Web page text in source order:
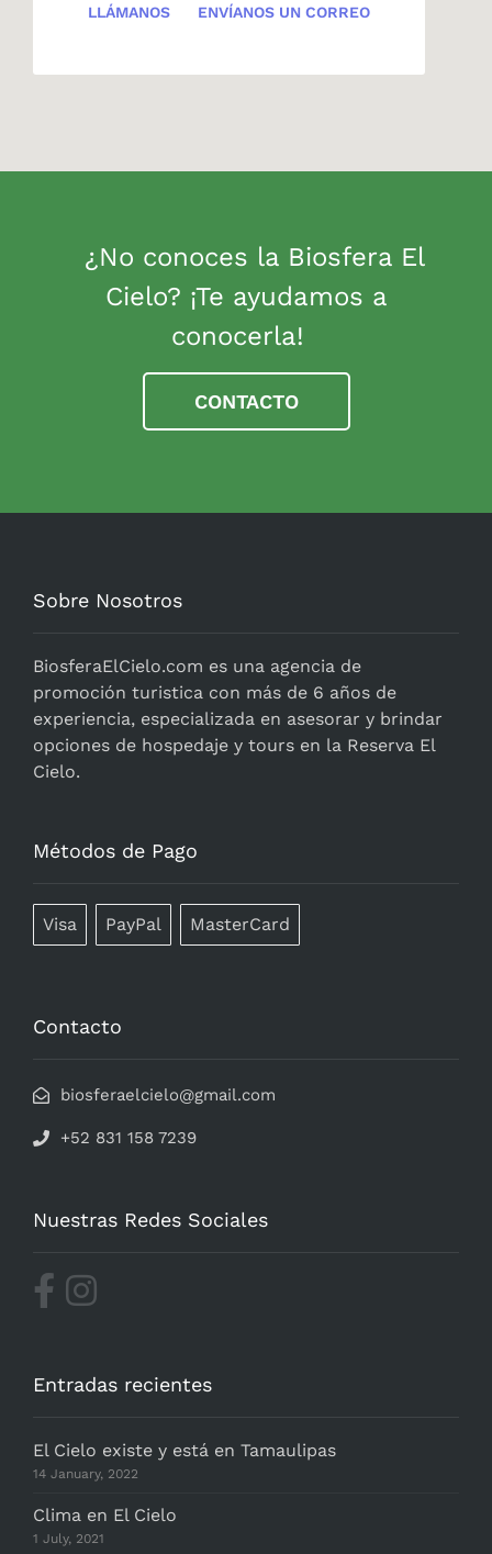
LLÁMANOS ENVÍANOS UN CORREO
¿No conoces la Biosfera El
Cielo? ¡Te ayudamos a
conocerla!
CONTACTO
Sobre Nosotros
BiosferaElCielo.com es una agencia de
promoción turistica con más de 6 años de
experiencia, especializada en asesorar y brindar
opciones de hospedaje y tours en la Reserva El
Cielo.
Métodos de Pago
Visa PayPal MasterCard
Contacto
biosferaelcielo@gmail.com
+52 831 158 7239
Nuestras Redes Sociales
Entradas recientes
El Cielo existe y está en Tamaulipas
14 January, 2022
Clima en El Cielo
1 July, 2021